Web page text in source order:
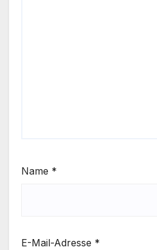
Name *
E-Mail-Adresse *